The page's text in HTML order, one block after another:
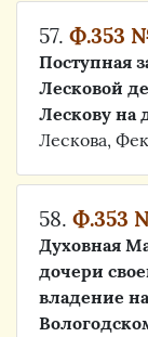
57. Ф.353
Поступная
Лесковой
Лескову на
Лескова,
58. Ф.353
Духовная
дочери
владение